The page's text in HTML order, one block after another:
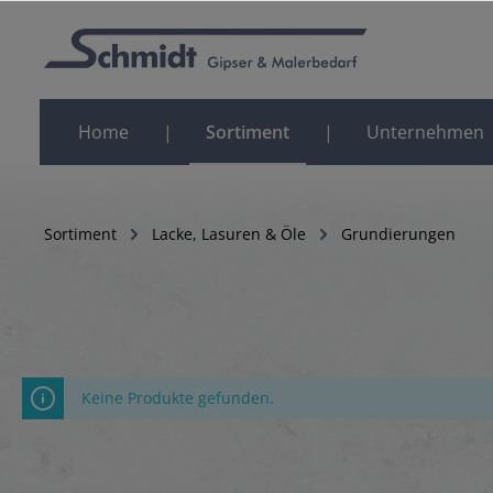
Home Sortiment Unternehmen
Sortiment Lacke, Lasuren & Öle Grundierungen
Keine Produkte gefunden.